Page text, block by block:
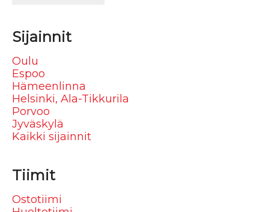
Sijainnit
Oulu
Espoo
Hämeenlinna
Helsinki, Ala-Tikkurila
Porvoo
Jyväskylä
Kaikki sijainnit
Tiimit
Ostotiimi